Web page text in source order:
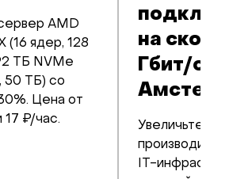
AMD
(16 ядер, 128
ТБ NVMe
50 ТБ) со
Цена от
17 ₽/час.
на
Гбит/c в
Увеличьте
IT-